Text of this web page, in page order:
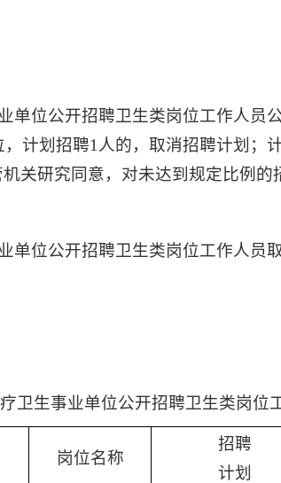
单位公开招聘卫生类岗位工作人员
计划招聘1人的，取消招聘计划；
关研究同意，对未达到规定比例的
单位公开招聘卫生类岗位工作人员
卫生事业单位公开招聘卫生类岗位
岗位名称
招聘
计划